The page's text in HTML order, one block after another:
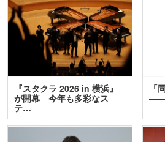
『スタクラ 2026 in 横浜』
が開幕 今年も多彩なス
テ…
「